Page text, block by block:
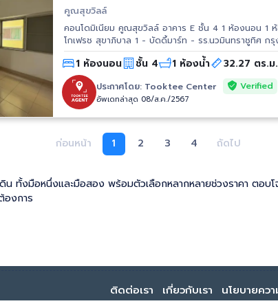
คูณสุขวิลล์
คอนโดมิเนียม คูณสุขวิลล์ อาคาร E ชั้น 4 1 ห้องนอน 1 ห้องน้ำ 32.27 ตร.
โกเฟรช สุขาภิบาล 1 - บัดดี้มาร์ท - รร.นวมินทราชูทิศ ก
นวมินทราชูทิศ - รร.เบญจมินทร์ - รพ.พญาไท นวมินทร์
เทสโก้โลตัส สุขาภิบาล 1 - แม็กซ์แวลู นวมินทร์ - เคเอ็ม
1 ห้องนอน ชั้น 4 1 ห้องน้ำ 32.27 ตร.ม.
ประกาศโดย: Tooktee Center Verified
อัพเดทล่าสุด 08/ส.ค./2567
ก่อนหน้า 1 2 3 4 ถัดไป
น ทั้งมือหนึ่งและมือสอง พร้อมตัวเลือกหลากหลายช่วงราคา ตอบ
องการ
ติดต่อเรา เกี่ยวกับเรา นโยบายคว